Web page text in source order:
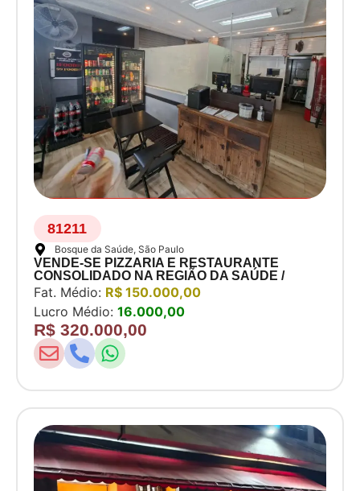
81211
Bosque da Saúde, São Paulo
VENDE-SE PIZZARIA E RESTAURANTE
CONSOLIDADO NA REGIÃO DA SAÚDE /
IPIRANGA
Fat. Médio: R$ 150.000,00
Lucro Médio: 16.000,00
R$ 320.000,00